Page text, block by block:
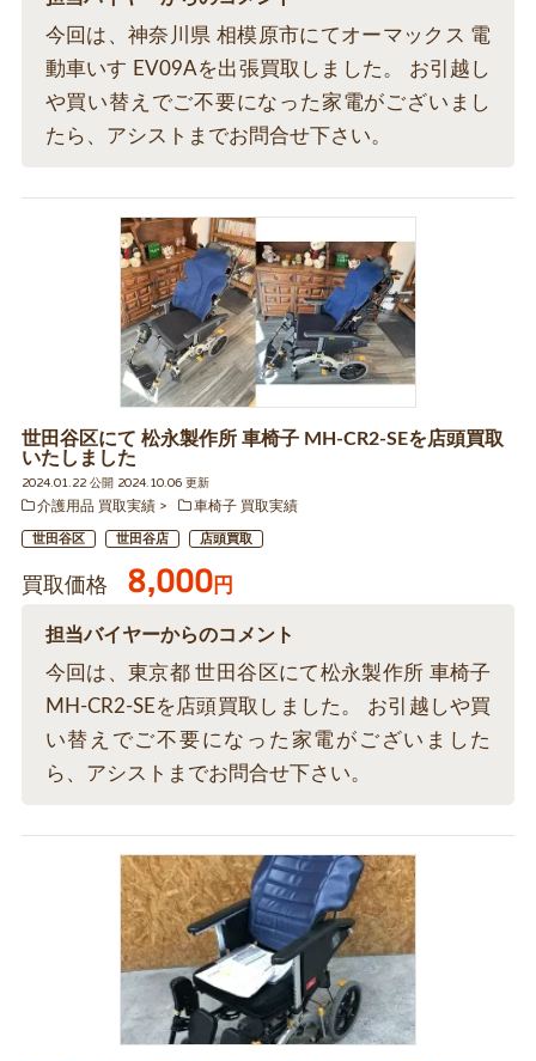
今回は、神奈川県 相模原市にてオーマックス 電
動車いす EV09Aを出張買取しました。 お引越し
や買い替えでご不要になった家電がございまし
たら、アシストまでお問合せ下さい。
世田谷区にて 松永製作所 車椅子 MH-CR2-SEを店頭買取
いたしました
2024.01.22 公開 2024.10.06 更新
介護用品 買取実績
車椅子 買取実績
世田谷区 世田谷店 店頭買取
買取価格 8,000円
担当バイヤーからのコメント
今回は、東京都 世田谷区にて松永製作所 車椅子
MH-CR2-SEを店頭買取しました。 お引越しや買
い替えでご不要になった家電がございました
ら、アシストまでお問合せ下さい。